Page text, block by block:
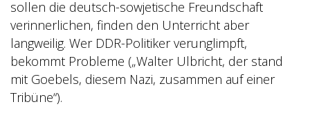
sollen die deutsch-sowjetische Freundschaft
verinnerlichen, finden den Unterricht aber
langweilig. Wer DDR-Politiker verunglimpft,
bekommt Probleme („Walter Ulbricht, der stand
mit Goebels, diesem Nazi, zusammen auf einer
Tribüne“).